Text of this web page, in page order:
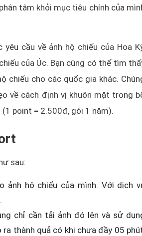
tâm khỏi mục tiêu chính của
cầu về ảnh hộ chiếu của Hoa
của Úc. Bạn cũng có thể tìm
chiếu cho các quốc gia khác.
về cách định vị khuôn mặt trong
point = 2.500đ, gói 1 năm).
sau:
ảnh hộ chiếu của mình. Với dịch
chỉ cần tải ảnh đó lên và sử
thành quả có khi chưa đầy 05